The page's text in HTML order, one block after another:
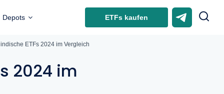
Depots ETFs kaufen
ETFs 2024 im Vergleich
2024 im